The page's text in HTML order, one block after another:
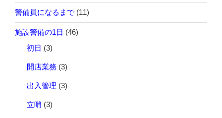
警備員になるまで (11)
施設警備の1日 (46)
初日 (3)
開店業務 (3)
出入管理 (3)
立哨 (3)